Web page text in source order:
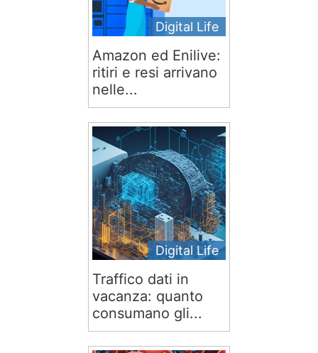
Digital Life
Amazon ed Enilive:
ritiri e resi arrivano
nelle...
Digital Life
Traffico dati in
vacanza: quanto
consumano gli...